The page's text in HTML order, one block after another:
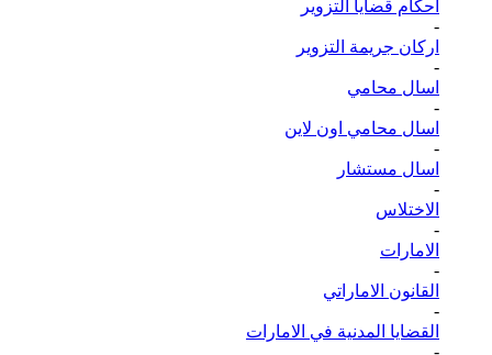
احكام قضايا التزوير
-
اركان جريمة التزوير
-
اسال محامي
-
اسال محامي اون لاين
-
اسال مستشار
-
الاختلاس
-
الامارات
-
القانون الاماراتي
-
القضايا المدنية في الامارات
-